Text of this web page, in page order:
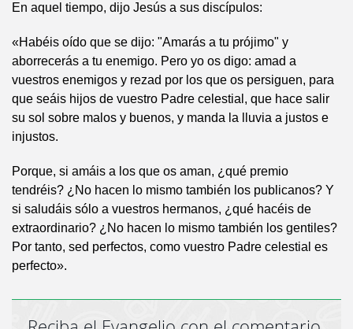
En aquel tiempo, dijo Jesús a sus discípulos:
«Habéis oído que se dijo: "Amarás a tu prójimo" y
aborrecerás a tu enemigo. Pero yo os digo: amad a
vuestros enemigos y rezad por los que os persiguen, para
que seáis hijos de vuestro Padre celestial, que hace salir
su sol sobre malos y buenos, y manda la lluvia a justos e
injustos.
Porque, si amáis a los que os aman, ¿qué premio
tendréis? ¿No hacen lo mismo también los publicanos? Y
si saludáis sólo a vuestros hermanos, ¿qué hacéis de
extraordinario? ¿No hacen lo mismo también los gentiles?
Por tanto, sed perfectos, como vuestro Padre celestial es
perfecto».